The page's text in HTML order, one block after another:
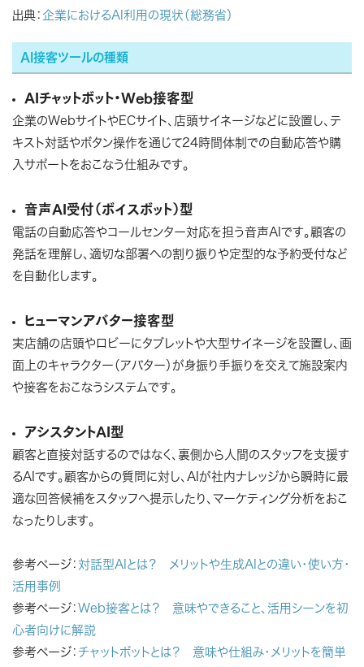
出典： 企業におけるAI利用の現状（総務省）
AI接客ツールの種類
AIチャットボット・Web接客型
企業のWebサイトやECサイト、店頭サイネージなどに設置し、テ
キスト対話やボタン操作を通じて24時間体制での自動応答や購
入サポートをおこなう仕組みです。
音声AI受付（ボイスボット）型
電話の自動応答やコールセンター対応を担う音声AIです。顧客の
発話を理解し、適切な部署への割り振りや定型的な予約受付など
を自動化します。
ヒューマンアバター接客型
実店舗の店頭やロビーにタブレットや大型サイネージを設置し、画
面上のキャラクター（アバター）が身振り手振りを交えて施設案内
や接客をおこなうシステムです。
アシスタントAI型
顧客と直接対話するのではなく、裏側から人間のスタッフを支援す
るAIです。顧客からの質問に対し、AIが社内ナレッジから瞬時に最
適な回答候補をスタッフへ提示したり、マーケティング分析をおこ
なったりします。
参考ページ： 対話型AIとは？ メリットや生成AIとの違い・使い方・
活用事例
参考ページ： Web接客とは？ 意味やできること、活用シーンを初
心者向けに解説
参考ページ： チャットボットとは？ 意味や仕組み・メリットを簡単